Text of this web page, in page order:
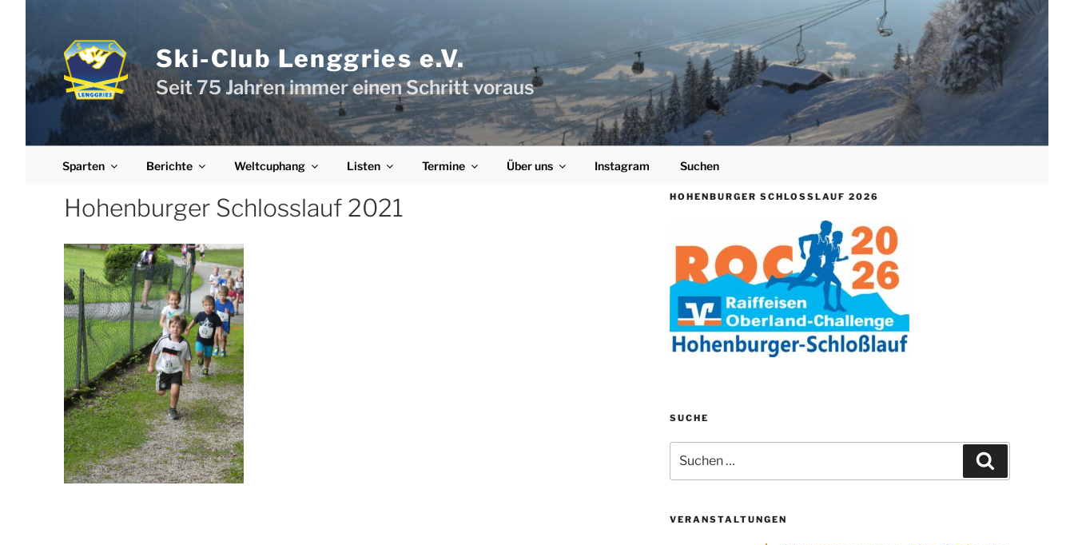
springen
Ski-Club Lenggries e.V.
Seit 75 Jahren immer einen Schritt voraus
Sparten Berichte Weltcuphang Listen Termine Über uns Instagram Suchen
Search Button
Hohenburger Schlosslauf 2021 HOHENBURGER SCHLOSSLAUF 2026
SUCHE
nach:
VERANSTALTUNGEN